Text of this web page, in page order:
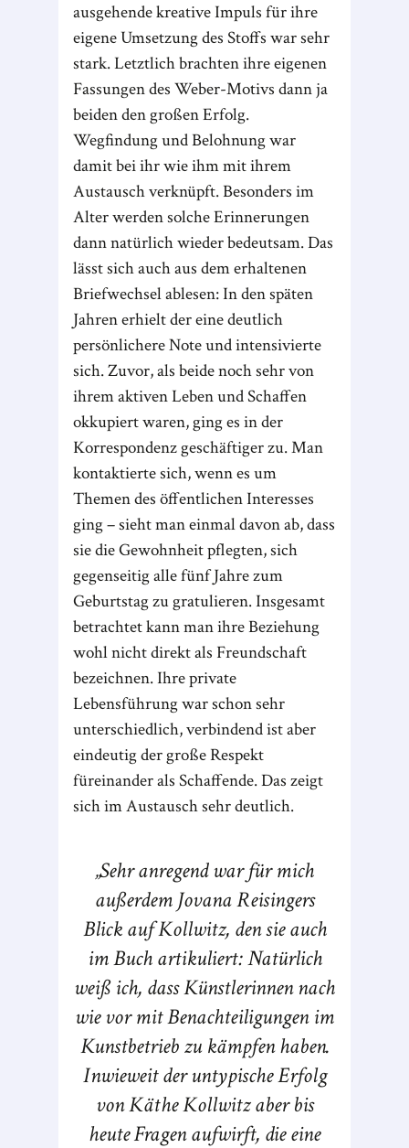
ausgehende kreative Impuls für ihre
eigene Umsetzung des Stoffs war sehr
stark. Letztlich brachten ihre eigenen
Fassungen des Weber-Motivs dann ja
beiden den großen Erfolg.
Wegfindung und Belohnung war
damit bei ihr wie ihm mit ihrem
Austausch verknüpft. Besonders im
Alter werden solche Erinnerungen
dann natürlich wieder bedeutsam. Das
lässt sich auch aus dem erhaltenen
Briefwechsel ablesen: In den späten
Jahren erhielt der eine deutlich
persönlichere Note und intensivierte
sich. Zuvor, als beide noch sehr von
ihrem aktiven Leben und Schaffen
okkupiert waren, ging es in der
Korrespondenz geschäftiger zu. Man
kontaktierte sich, wenn es um
Themen des öffentlichen Interesses
ging – sieht man einmal davon ab, dass
sie die Gewohnheit pflegten, sich
gegenseitig alle fünf Jahre zum
Geburtstag zu gratulieren. Insgesamt
betrachtet kann man ihre Beziehung
wohl nicht direkt als Freundschaft
bezeichnen. Ihre private
Lebensführung war schon sehr
unterschiedlich, verbindend ist aber
eindeutig der große Respekt
füreinander als Schaffende. Das zeigt
sich im Austausch sehr deutlich.
Sehr anregend war für mich
außerdem Jovana Reisingers
Blick auf Kollwitz, den sie auch
im Buch artikuliert: Natürlich
weiß ich, dass Künstlerinnen nach
wie vor mit Benachteiligungen im
Kunstbetrieb zu kämpfen haben.
Inwieweit der untypische Erfolg
von Käthe Kollwitz aber bis
heute Fragen aufwirft, die eine